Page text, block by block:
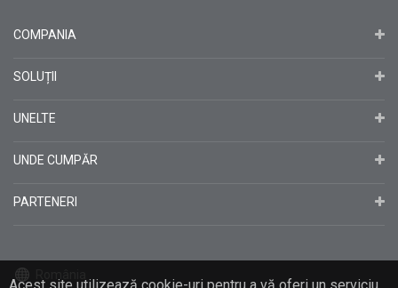
COMPANIA
SOLUȚII
UNELTE
UNDE CUMPĂR
PARTENERI